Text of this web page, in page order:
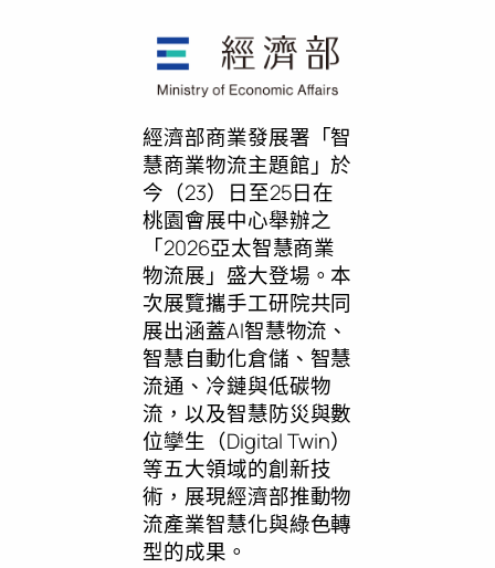
經濟部商業發展署「智
慧商業物流主題館」於
今（23）日至25日在
桃園會展中心舉辦之
「2026亞太智慧商業
物流展」盛大登場。本
次展覽攜手工研院共同
展出涵蓋AI智慧物流、
智慧自動化倉儲、智慧
流通、冷鏈與低碳物
流，以及智慧防災與數
位孿生（Digital Twin）
等五大領域的創新技
術，展現經濟部推動物
流產業智慧化與綠色轉
型的成果。